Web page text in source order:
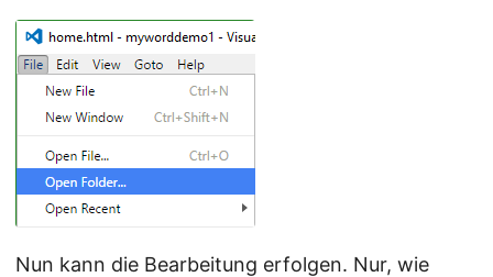
Nun kann die Bearbeitung erfolgen. Nur, wie